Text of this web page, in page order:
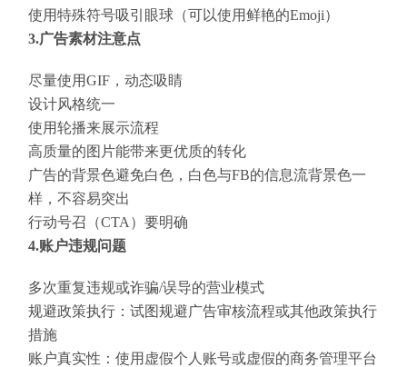
使用特殊符号吸引眼球（可以使用鲜艳的Emoji）
3.广告素材注意点
尽量使用GIF，动态吸睛
设计风格统一
使用轮播来展示流程
高质量的图片能带来更优质的转化
广告的背景色避免白色，白色与FB的信息流背景色一
样，不容易突出
行动号召（CTA）要明确
4.账户违规问题
多次重复违规或诈骗/误导的营业模式
规避政策执行：试图规避广告审核流程或其他政策执行
措施
账户真实性：使用虚假个人账号或虚假的商务管理平台